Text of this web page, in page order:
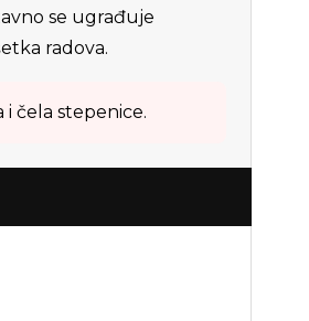
se ugrađuje
radova.
čela stepenice.